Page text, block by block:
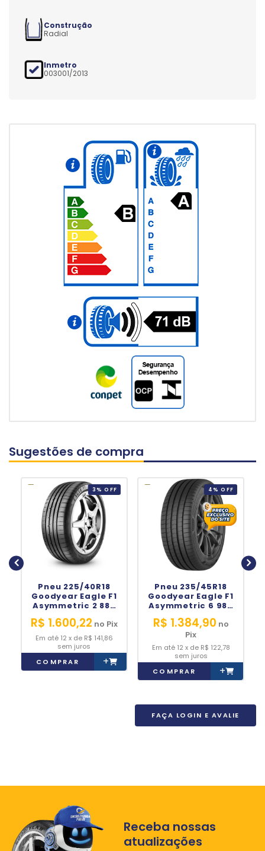
Construção
Radial
Inmetro
003001/2013
Sugestões de compra
3% OFF
Pneu 225/40R18
Goodyear Eagle F1
Asymmetric 2 88Y
Run Flat Rsc*
Original Bmw
Serie 1
R$ 1.600,22 no Pix
12 x de R$ 141,86
sem juros
COMPRAR
+
4% OFF
Pneu 235/45R18
Goodyear Eagle F1
Asymmetric 6 98Y
Original Audi
R$ 1.384,90 no
Pix
12 x de R$ 122,78
sem juros
COMPRAR
+
FAÇA LOGIN E AVALIE
Receba nossas
atualizações